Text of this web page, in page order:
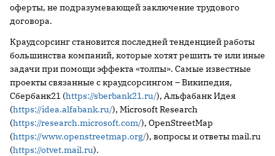
оферты, не подразумевающей заключение трудового
договора.
Краудсорсинг становится последней тенденцией работы
большинства компаний, которые хотят решить те или иные
задачи при помощи эффекта «толпы». Самые известные
проекты связанные с краудсорсингом – Википедия,
Сбербанк21 (https://sberbank21.ru/), Альфабанк Идея
(https://idea.alfabank.ru/), Microsoft Research
(https://research.microsoft.com/), OpenStreetMap
(https://www.openstreetmap.org/), вопросы и ответы mail.ru
(https://otvet.mail.ru).